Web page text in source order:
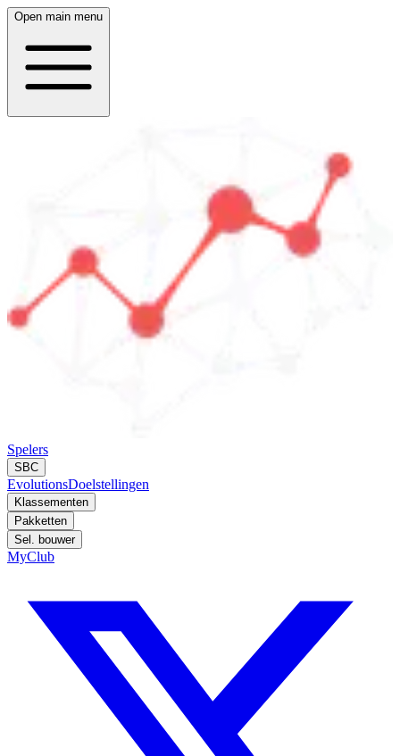
Open main menu
Spelers
SBC
EvolutionsDoelstellingen
Klassementen
Pakketten
Sel. bouwer
MyClub